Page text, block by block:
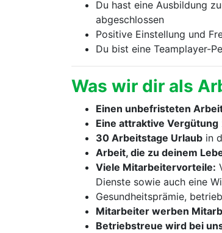
Du hast eine Ausbildung
abgeschlossen
Positive Einstellung und
Du bist eine Teamplayer-
Was wir dir als
Einen unbefristeten
Eine attraktive Vergütung
30 Arbeitstage Urlaub in
Arbeit, die zu deinem
Viele Mitarbeitervorteile:
Dienste sowie auch eine
Gesundheitsprämie,
Mitarbeiter werben
Betriebstreue wird bei